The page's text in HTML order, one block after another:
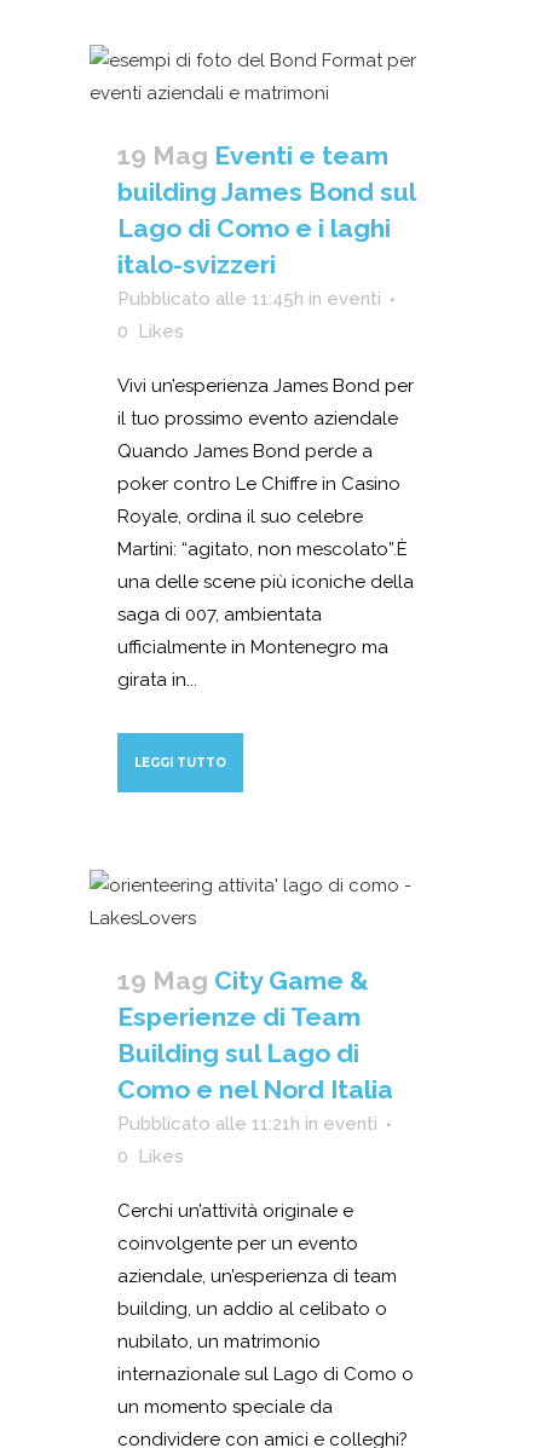
19 Mag Eventi e team
building James Bond sul
Lago di Como e i laghi
italo-svizzeri
Pubblicato alle 11:45h in eventi
0
Likes
Vivi un’esperienza James Bond per
il tuo prossimo evento aziendale
Quando James Bond perde a
poker contro Le Chiffre in Casino
Royale, ordina il suo celebre
Martini: “agitato, non mescolato”.È
una delle scene più iconiche della
saga di 007, ambientata
ufficialmente in Montenegro ma
girata in...
LEGGI TUTTO
19 Mag City Game &
Esperienze di Team
Building sul Lago di
Como e nel Nord Italia
Pubblicato alle 11:21h in eventi
0
Likes
Cerchi un’attività originale e
coinvolgente per un evento
aziendale, un’esperienza di team
building, un addio al celibato o
nubilato, un matrimonio
internazionale sul Lago di Como o
un momento speciale da
condividere con amici e colleghi?